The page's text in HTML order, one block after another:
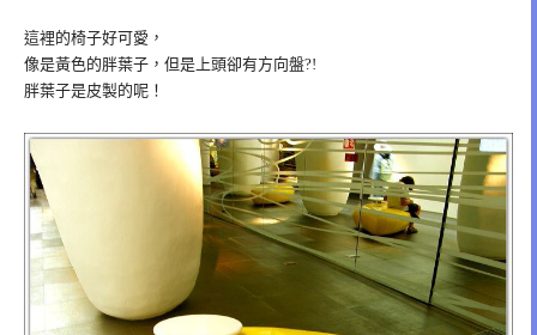
這裡的椅子好可愛，
像是黃色的胖葉子，但是上頭卻有方向盤?!
胖葉子是皮製的呢！